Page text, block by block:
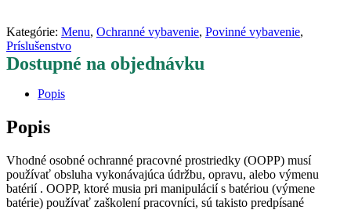
Kategórie: Menu, Ochranné vybavenie, Povinné vybavenie,
Príslušenstvo
Dostupné na objednávku
Popis
Popis
Vhodné osobné ochranné pracovné prostriedky (OOPP) musí
používať obsluha vykonávajúca údržbu, opravu, alebo výmenu
batérií . OOPP, ktoré musia pri manipulácií s batériou (výmene
batérie) používať zaškolení pracovníci, sú takisto predpísané